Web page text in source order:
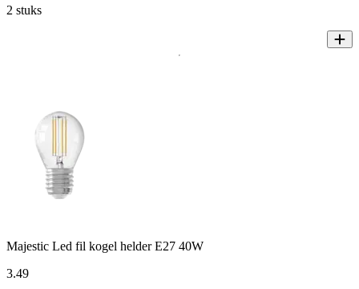
2 stuks
Majestic Led fil kogel helder E27 40W
3.49